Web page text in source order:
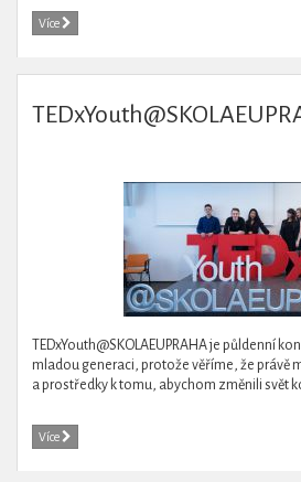
Více
TEDxYouth@SKOLAEUPRAHA je půldenní
mladou generaci, protože věříme, že právě
a prostředky k tomu, abychom změnili svět
Více